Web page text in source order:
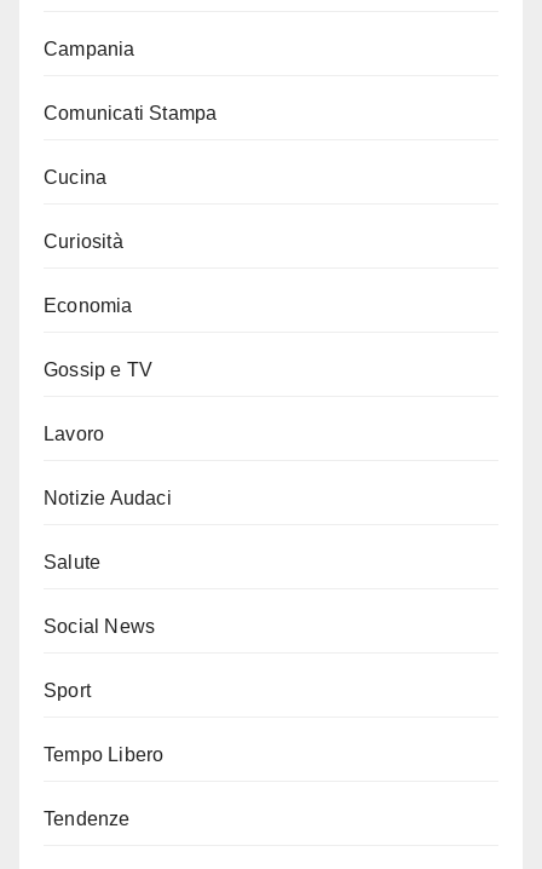
Campania
Comunicati Stampa
Cucina
Curiosità
Economia
Gossip e TV
Lavoro
Notizie Audaci
Salute
Social News
Sport
Tempo Libero
Tendenze